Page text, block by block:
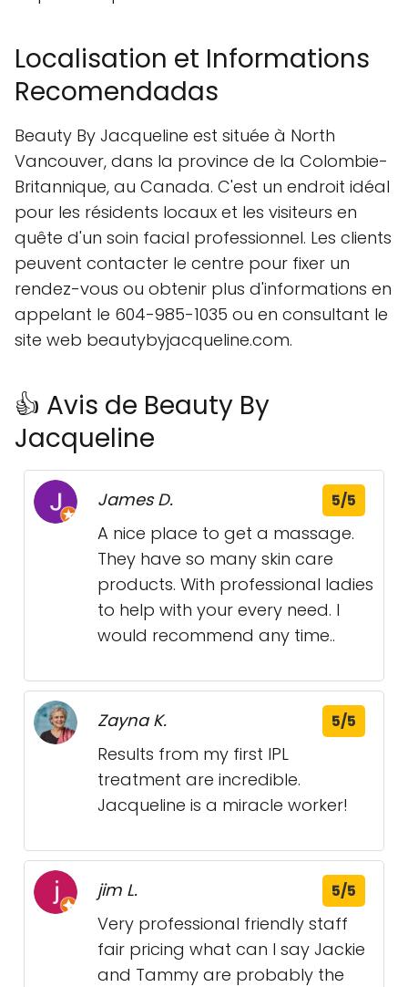
Localisation et Informations
Recomendadas
Beauty By Jacqueline est située à North
Vancouver, dans la province de la Colombie-
Britannique, au Canada. C'est un endroit idéal
pour les résidents locaux et les visiteurs en
quête d'un soin facial professionnel. Les clients
peuvent contacter le centre pour fixer un
rendez-vous ou obtenir plus d'informations en
appelant le 604-985-1035 ou en consultant le
site web beautybyjacqueline.com.
👍 Avis de Beauty By
Jacqueline
James D. 5/5
A nice place to get a massage.
They have so many skin care
products. With professional ladies
to help with your every need. I
would recommend any time..
Zayna K. 5/5
Results from my first IPL
treatment are incredible.
Jacqueline is a miracle worker!
jim L. 5/5
Very professional friendly staff
fair pricing what can I say Jackie
and Tammy are probably the